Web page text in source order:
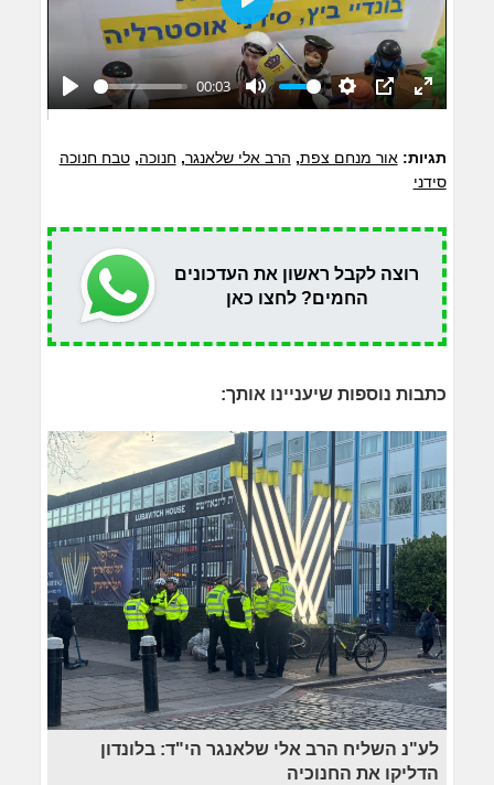
Play
00:03
Mute Settings PIPEnter
Play
תגיות:אור מנחם צפת, הרב אלי שלאנגר,חנוכה,טבח חנוכה
סידני
רוצה לקבל ראשון את העדכונים
החמים? לחצו כאן
כתבות נוספות שיעניינו אותך:
לע"נ השליח הרב אלי שלאנגר הי"ד: בלונדון
הדליקו את החנוכיה